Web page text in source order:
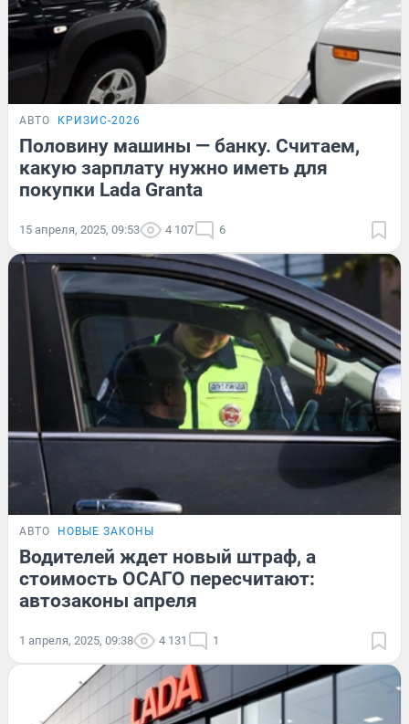
АВТО КРИЗИС-2026
Половину машины — банку. Считаем,
какую зарплату нужно иметь для
покупки Lada Granta
15 апреля, 2025, 09:53 4 107 6
АВТО НОВЫЕ ЗАКОНЫ
Водителей ждет новый штраф, а
стоимость ОСАГО пересчитают:
автозаконы апреля
1 апреля, 2025, 09:38 4 131 1